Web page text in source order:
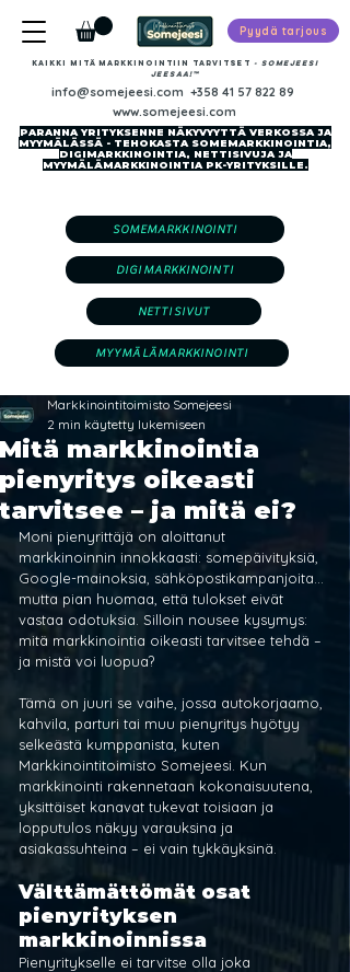
Kaikki mitä markkinointiin tarvitset -​ SOMEJEESI
JEESAA!™
info@somejeesi.com +358 41 57 822 89
www.somejeesi.com
PARANNA YRITYKSENNE NÄKYVYYTTÄ VERKOSSA JA
MYYMÄLÄSSÄ - TEHOKASTA SOMEMARKKINOINTIA,
DIGIMARKKINOINTIA, NETTISIVUJA JA
MYYMÄLÄMARKKINOINTIA PK-YRITYKSILLE.
Pyydä tarjous
SOMEMARKKINOINTI
DIGIMARKKINOINTI
NETTISIVUT
MYYMÄLÄMARKKINOINTI
Mitä markkinointia
pienyritys oikeasti
tarvitsee – ja mitä ei?
Markkinointitoimisto Somejeesi
2 min käytetty lukemiseen
Moni pienyrittäjä on aloittanut
markkinoinnin innokkaasti: somepäivityksiä,
Google-mainoksia, sähköpostikampanjoita…
mutta pian huomaa, että tulokset eivät
vastaa odotuksia. Silloin nousee kysymys:
mitä markkinointia oikeasti tarvitsee tehdä –
ja mistä voi luopua?
Tämä on juuri se vaihe, jossa autokorjaamo,
kahvila, parturi tai muu pienyritys hyötyy
selkeästä kumppanista, kuten
Markkinointitoimisto Somejeesi. Kun
markkinointi rakennetaan kokonaisuutena,
yksittäiset kanavat tukevat toisiaan ja
lopputulos näkyy varauksina ja
asiakassuhteina – ei vain tykkäyksinä.
Välttämättömät osat
pienyrityksen
markkinoinnissa
Pienyritykselle ei tarvitse olla joka